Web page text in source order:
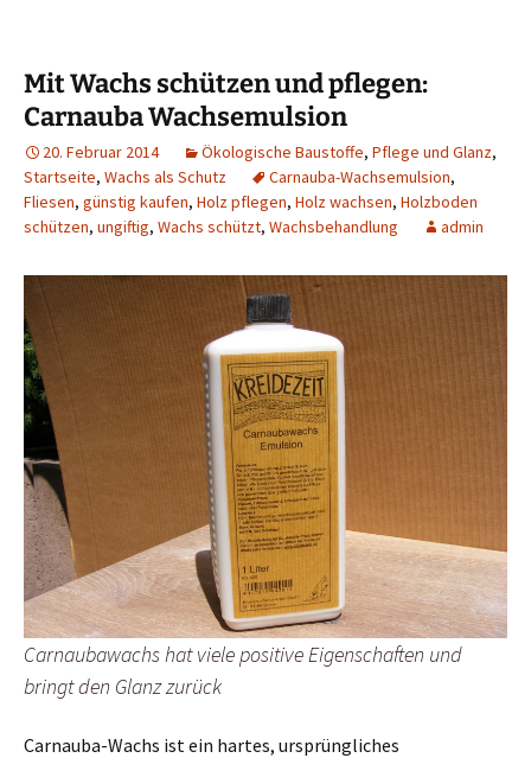
Mit Wachs schützen und pflegen:
Carnauba Wachsemulsion
20. Februar 2014 Ökologische Baustoffe, Pflege und Glanz,
Startseite, Wachs als Schutz Carnauba-Wachsemulsion,
Fliesen, günstig kaufen, Holz pflegen, Holz wachsen, Holzboden
schützen, ungiftig, Wachs schützt, Wachsbehandlung admin
Carnaubawachs hat viele positive Eigenschaften und
bringt den Glanz zurück
Carnauba-Wachs ist ein hartes, ursprüngliches